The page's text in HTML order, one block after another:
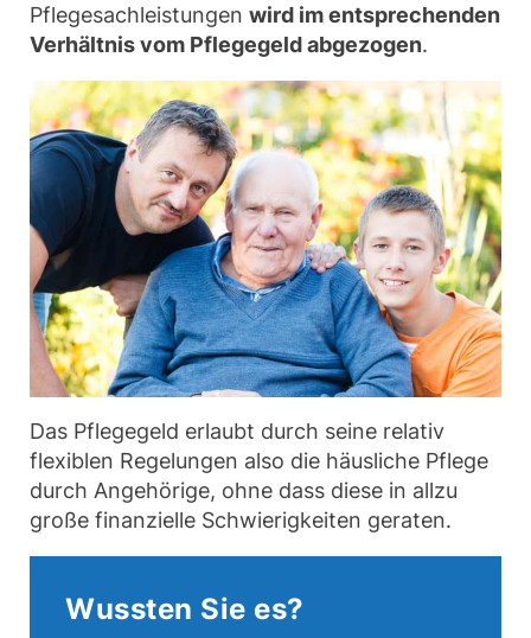
Pflegesachleistungen wird im entsprechenden
Verhältnis vom Pflegegeld abgezogen.
Das Pflegegeld erlaubt durch seine relativ
flexiblen Regelungen also die häusliche Pflege
durch Angehörige, ohne dass diese in allzu
große finanzielle Schwierigkeiten geraten.
Wussten Sie es?